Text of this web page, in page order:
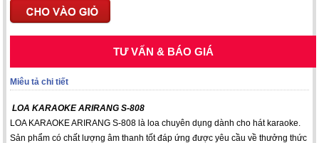
TƯ VẤN & BÁO GIÁ
Miêu tả chi tiết
LOA KARAOKE ARIRANG S-808
LOA KARAOKE ARIRANG S-808 là loa chuyên dụng dành cho hát karaoke.
Sản phẩm có chất lượng âm thanh tốt đáp ứng được yêu cầu về thưởng thức